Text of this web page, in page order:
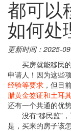
都可以
如何处
更新时间：2025-
买房就能移民的
申请人！因为这些
经验等要求 ，但目
腊黄金签证和土耳
还有一个共通的
没有“移民监”，
是，买来的房子该